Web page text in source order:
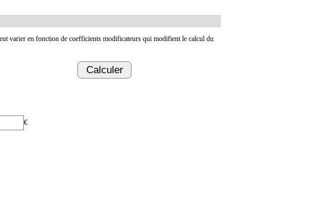
varier en fonction de coefficients modificateurs qui modifient le calcul du
Calculer
€